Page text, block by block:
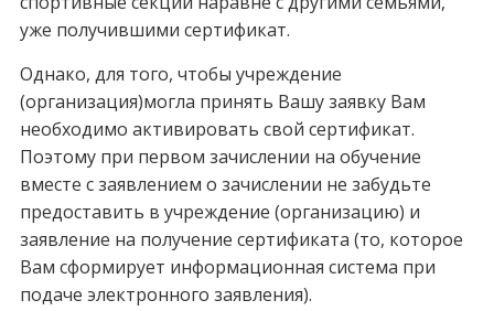
уже получившими сертификат.
Однако, для того, чтобы учреждение
(организация)могла принять Вашу заявку Вам
необходимо активировать свой сертификат.
Поэтому при первом зачислении на обучение
вместе с заявлением о зачислении не забудьте
предоставить в учреждение (организацию) и
заявление на получение сертификата (то, которое
Вам сформирует информационная система при
подаче электронного заявления).